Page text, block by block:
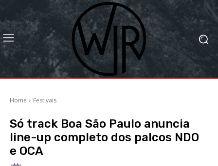
Home Festivais
Só track Boa São Paulo anuncia
line-up completo dos palcos NDO
e OCA